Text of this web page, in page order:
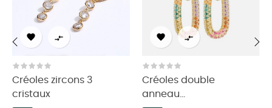
 
Créoles zircons 3
cristaux
 
Créoles double
anneau...
‹